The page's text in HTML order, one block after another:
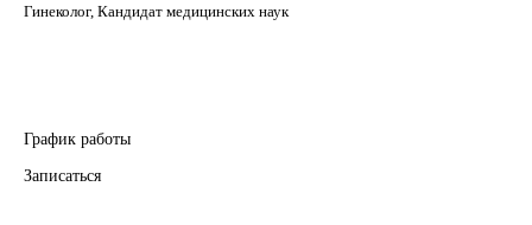
Гинеколог, Кандидат медицинских наук
График работы
Записаться